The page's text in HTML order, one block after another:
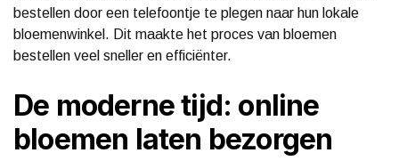
bestellen door een telefoontje te plegen naar hun lokale
bloemenwinkel. Dit maakte het proces van bloemen
bestellen veel sneller en efficiënter.
De moderne tijd: online
bloemen laten bezorgen